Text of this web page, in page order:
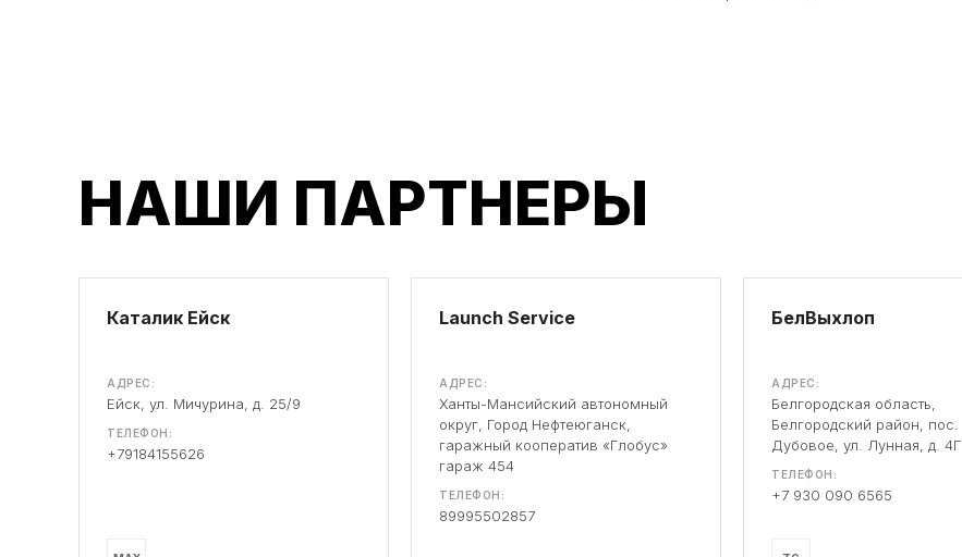
НАШИ ПАРТНЕРЫ
Каталик Ейск
АДРЕС:
Ейск, ул. Мичурина, д. 25/9
ТЕЛЕФОН:
+79184155626
Launch Service
АДРЕС:
Ханты-Мансийский автономный
округ, Город Нефтеюганск,
гаражный кооператив «Глобус»
гараж 454
ТЕЛЕФОН:
89995502857
БелВыхлоп
АДРЕС:
Белгородская область,
Белгородский район, пос.
Дубовое, ул. Лунная, д. 4Г
ТЕЛЕФОН:
+7 930 090 6565